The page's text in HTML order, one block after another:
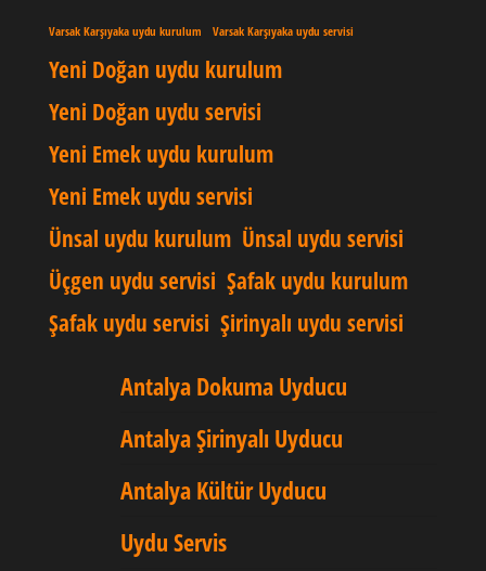
Varsak Karşıyaka uydu kurulum Varsak Karşıyaka uydu servisi
Yeni Doğan uydu kurulum
Yeni Doğan uydu servisi
Yeni Emek uydu kurulum
Yeni Emek uydu servisi
Ünsal uydu kurulum Ünsal uydu servisi
Üçgen uydu servisi Şafak uydu kurulum
Şafak uydu servisi Şirinyalı uydu servisi
Antalya Dokuma Uyducu
Antalya Şirinyalı Uyducu
Antalya Kültür Uyducu
Uydu Servis